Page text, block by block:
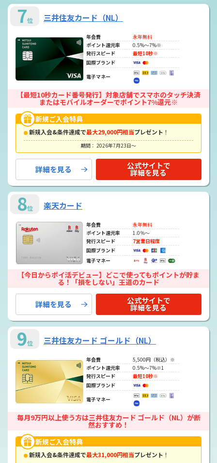
7位 三井住友カード（NL）
年会費
永年無料
ポイント還元率
0.5%～7%※
発行スピード
最短10秒※
国際ブランド
電子マネー
【最短10秒カード番号発行】対象店舗でスマホのタッチ決済
またはモバイルオーダーでポイント7%還元※
新規ご入会特典
新規入会&条件達成で最大29,000円相当プレゼント ！
期間： 2026年7月23日～
詳細を見る 公式サイトで
詳細を見る
8位 楽天カード
年会費
永年無料
ポイント還元率
1.0％～
発行スピード
7営業日程度
国際ブランド
電子マネー
【今日からポイ活デビュー】どこで使ってもポイントが貯ま
る！「損をしない」王道のカード
詳細を見る 公式サイトで
詳細を見る
9位 三井住友カード ゴールド（NL）
年会費
5,500円（税込）※
ポイント還元率
0.5%～7%※1
発行スピード
最短10秒※
国際ブランド
電子マネー
毎月9万円以上使う方は三井住友カード ゴールド（NL）が断
然おすすめ！
新規ご入会特典
新規入会&条件達成で最大31,000円相当プレゼント ！